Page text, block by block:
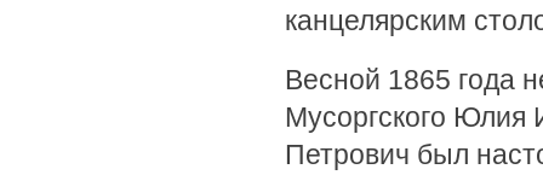
канцелярским
Весной 1865 года
Мусоргского
Петрович был